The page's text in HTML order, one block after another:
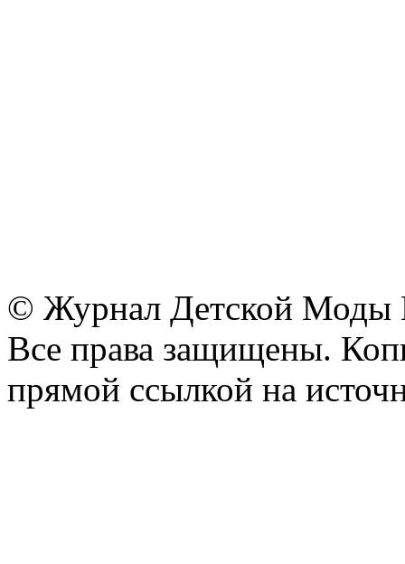
© Журнал Детской Моды
Все права защищены.
прямой ссылкой на